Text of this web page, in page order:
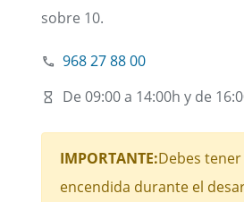
sobre 10.
968 27 88 00
De 09:00 a 14:00h y de
IMPORTANTE:Debes
encendida durante el